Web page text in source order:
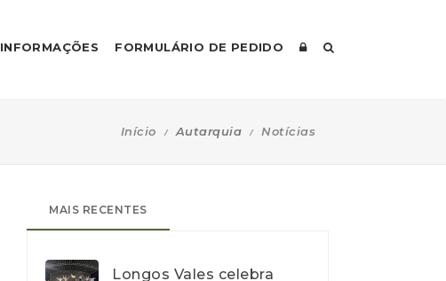
INFORMAÇÕES FORMULÁRIO DE PEDIDO
Início Autarquia Notícias
MAIS RECENTES
Longos Vales celebra